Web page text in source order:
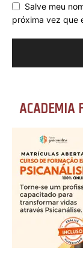
Salve meu
próxima vez que
ACADEMIA